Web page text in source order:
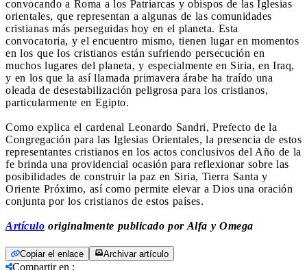
convocando a Roma a los Patriarcas y obispos de las Iglesias
orientales, que representan a algunas de las comunidades
cristianas más perseguidas hoy en el planeta. Esta
convocatoria, y el encuentro mismo, tienen lugar en momentos
en los que los cristianos están sufriendo persecución en
muchos lugares del planeta, y especialmente en Siria, en Iraq,
y en los que la así llamada primavera árabe ha traído una
oleada de desestabilización peligrosa para los cristianos,
particularmente en Egipto.
Como explica el cardenal Leonardo Sandri, Prefecto de la
Congregación para las Iglesias Orientales, la presencia de estos
representantes cristianos en los actos conclusivos del Año de la
fe brinda una providencial ocasión para reflexionar sobre las
posibilidades de construir la paz en Siria, Tierra Santa y
Oriente Próximo, así como permite elevar a Dios una oración
conjunta por los cristianos de estos países.
Artículo originalmente publicado por Alfa y Omega
Copiar el enlace Archivar artículo
Compartir en :